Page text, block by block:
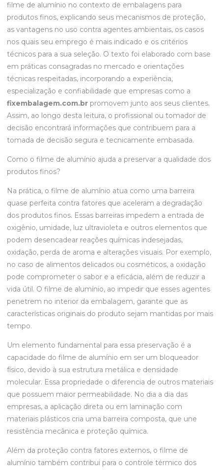
filme de alumínio no contexto de embalagens para
produtos finos, explicando seus mecanismos de proteção,
as vantagens no uso contra agentes ambientais, os casos
nos quais seu emprego é mais indicado e os critérios
técnicos para a sua seleção. O texto foi elaborado com base
em práticas consagradas no mercado e orientações
técnicas respeitadas, incorporando a experiência,
especialização e confiabilidade que empresas como a
fixembalagem.com.br promovem junto aos seus clientes.
Assim, ao longo desta leitura, o profissional ou tomador de
decisão encontrará informações que contribuem para a
tomada de decisão segura e tecnicamente embasada.
Como o filme de alumínio ajuda a preservar a qualidade dos
produtos finos?
Na prática, o filme de alumínio atua como uma barreira
quase perfeita contra fatores que aceleram a degradação
dos produtos finos. Essas barreiras impedem a entrada de
oxigênio, umidade, luz ultravioleta e outros elementos que
podem desencadear reações químicas indesejadas,
oxidação, perda de aroma e alterações visuais. Por exemplo,
no caso de alimentos delicados ou cosméticos, a oxidação
pode comprometer o sabor e a eficácia, além de reduzir a
vida útil. O filme de alumínio, ao impedir que esses agentes
penetrem no interior da embalagem, garante que as
características originais do produto sejam mantidas por mais
tempo.
Um elemento fundamental para essa preservação é a
capacidade do filme de alumínio em ser um bloqueador
físico, devido à sua estrutura metálica e densidade
molecular. Essa propriedade o diferencia de outros materiais
que possuem maior permeabilidade. No dia a dia das
empresas, a aplicação direta ou em laminação com
materiais plásticos cria uma barreira composta, que une
resistência mecânica e proteção química.
Além da proteção contra fatores externos, o filme de
alumínio também contribui para o controle térmico dos